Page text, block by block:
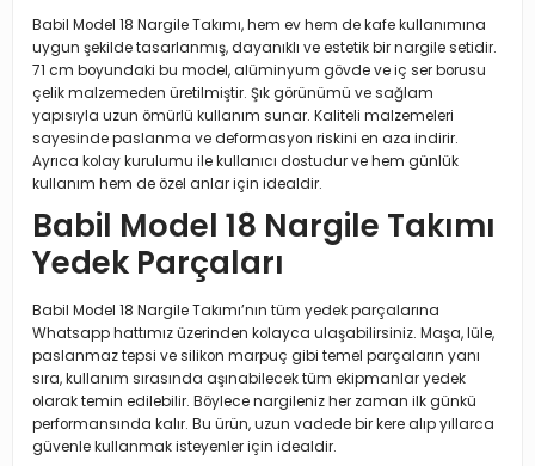
Babil Model 18 Nargile Takımı, hem ev hem de kafe kullanımına
uygun şekilde tasarlanmış, dayanıklı ve estetik bir nargile setidir.
71 cm boyundaki bu model, alüminyum gövde ve iç ser borusu
çelik malzemeden üretilmiştir. Şık görünümü ve sağlam
yapısıyla uzun ömürlü kullanım sunar. Kaliteli malzemeleri
sayesinde paslanma ve deformasyon riskini en aza indirir.
Ayrıca kolay kurulumu ile kullanıcı dostudur ve hem günlük
kullanım hem de özel anlar için idealdir.
Babil Model 18 Nargile Takımı
Yedek Parçaları
Babil Model 18 Nargile Takımı’nın tüm yedek parçalarına
Whatsapp hattımız üzerinden kolayca ulaşabilirsiniz. Maşa, lüle,
paslanmaz tepsi ve silikon marpuç gibi temel parçaların yanı
sıra, kullanım sırasında aşınabilecek tüm ekipmanlar yedek
olarak temin edilebilir. Böylece nargileniz her zaman ilk günkü
performansında kalır. Bu ürün, uzun vadede bir kere alıp yıllarca
güvenle kullanmak isteyenler için idealdir.